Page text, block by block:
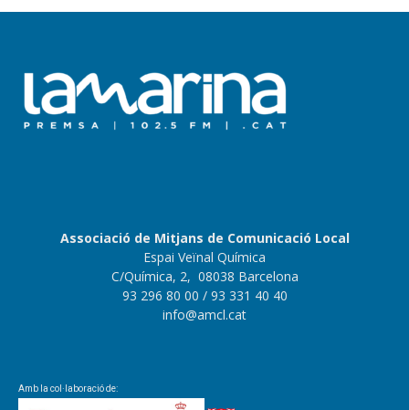
Associació de Mitjans de Comunicació Local
Espai Veïnal Química
C/Química, 2, 08038 Barcelona
93 296 80 00 / 93 331 40 40
info@amcl.cat
Amb la col·laboració de: